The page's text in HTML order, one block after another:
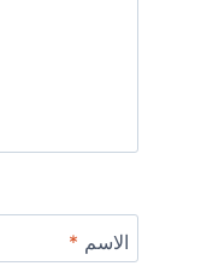
الاسم *